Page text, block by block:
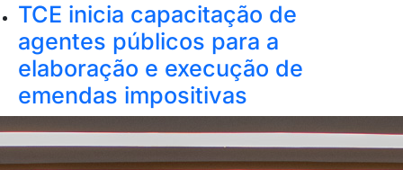
TCE inicia capacitação de
agentes públicos para a
elaboração e execução de
emendas impositivas